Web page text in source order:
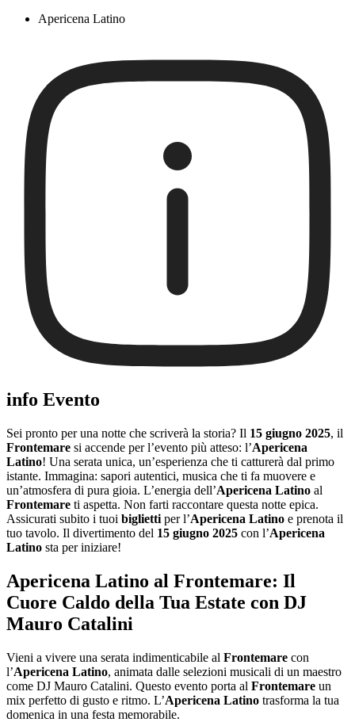
Apericena Latino
info Evento
Sei pronto per una notte che scriverà la storia? Il 15 giugno 2025, il
Frontemare si accende per l’evento più atteso: l’Apericena
Latino! Una serata unica, un’esperienza che ti catturerà dal primo
istante. Immagina: sapori autentici, musica che ti fa muovere e
un’atmosfera di pura gioia. L’energia dell’Apericena Latino al
Frontemare ti aspetta. Non farti raccontare questa notte epica.
Assicurati subito i tuoi biglietti per l’Apericena Latino e prenota il
tuo tavolo. Il divertimento del 15 giugno 2025 con l’Apericena
Latino sta per iniziare!
Apericena Latino al Frontemare: Il
Cuore Caldo della Tua Estate con DJ
Mauro Catalini
Vieni a vivere una serata indimenticabile al Frontemare con
l’Apericena Latino, animata dalle selezioni musicali di un maestro
come DJ Mauro Catalini. Questo evento porta al Frontemare un
mix perfetto di gusto e ritmo. L’Apericena Latino trasforma la tua
domenica in una festa memorabile.